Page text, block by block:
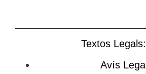
Textos Legals:
Avís Legal